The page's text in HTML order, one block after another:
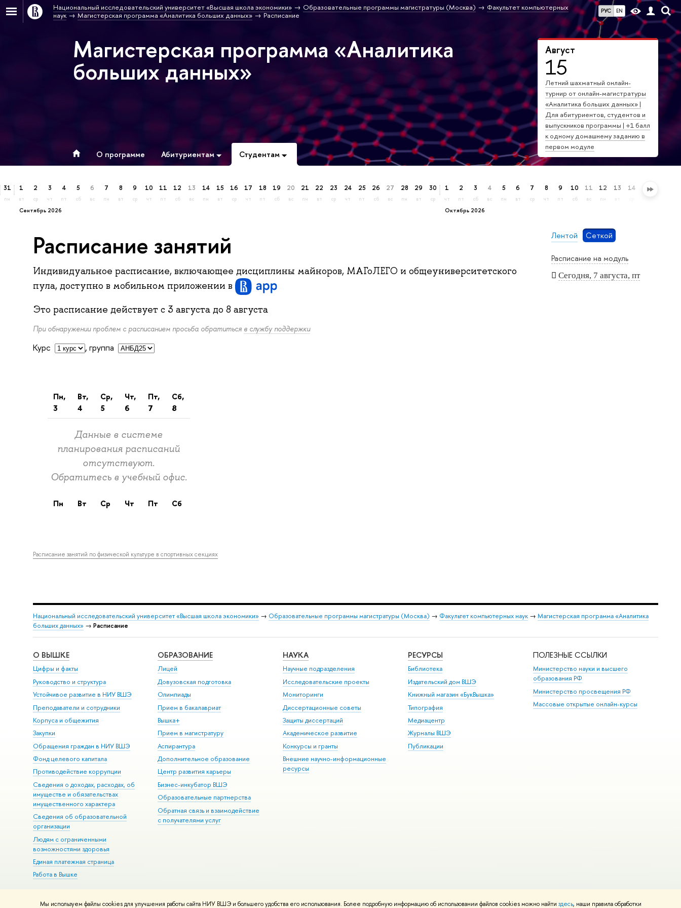
Мы используем файлы cookies для улучшения работы сайта НИУ ВШЭ и большего удобства его использования. Более подробную информацию об использовании файлов cookies можно найти здесь, наши правила обработки
РУС EN
Национальный исследовательский университет «Высшая школа экономики» Образовательные программы магистратуры (Москва)
Факультет компьютерных
наук
Магистерская программа «Аналитика больших данных» Расписание
Август
15
Летний шахматный онлайн-
турнир от онлайн-магистратуры
«Аналитика больших данных» |
Для абитуриентов, студентов и
выпускников программы | +1 балл
к одному домашнему заданию в
первом модуле
Магистерская программа «Аналитика
больших данных»
О программе Абитуриентам Студентам
31
пн
сентябрь 2026
1
вт
2
ср
3
чт
4
пт
5
сб
6
вс
7
пн
8
вт
9
ср
10
чт
11
пт
12
сб
13
вс
14
пн
15
вт
16
ср
17
чт
18
пт
19
сб
20
вс
21
пн
22
вт
23
ср
24
чт
25
пт
26
сб
27
вс
28
пн
29
вт
30
ср
октябрь 2026
1
чт
2
пт
3
сб
4
вс
5
пн
6
вт
7
ср
8
чт
9
пт
10
сб
11
вс
12
пн
13 14 15
Лентой Сеткой
Расписание на модуль
Сегодня, 7 августа, пт
Расписание занятий
Индивидуальное расписание, включающее дисциплины майноров, МАГоЛЕГО и общеуниверситетского
пула, доступно в мобильном приложении в
Это расписание действует с 3 августадо 8 августа
При обнаружении проблем с расписанием просьба обратиться в службу поддержки
Курс , группа
пн,
3
вт,
4
ср,
5
чт,
6
пт,
7
сб,
8
Данные в системе
планирования расписаний
отсутствуют.
Обратитесь в учебный офис.
пн вт ср чт пт сб
Расписание занятий по физической культуре в спортивных секциях
Национальный исследовательский университет «Высшая школа экономики» → Образовательные программы магистратуры (Москва) → Факультет компьютерных наук→ Магистерская программа «Аналитика
больших данных» → Расписание
О ВЫШКЕ
Цифры и факты
Руководство и структура
Устойчивое развитие в НИУ ВШЭ
Преподаватели и сотрудники
Корпуса и общежития
Закупки
Обращения граждан в НИУ ВШЭ
Фонд целевого капитала
Противодействие коррупции
Сведения о доходах, расходах, об
имуществе и обязательствах
имущественного характера
Сведения об образовательной
организации
Людям с ограниченными
возможностями здоровья
Единая платежная страница
Работа в Вышке
ОБРАЗОВАНИЕ
Лицей
Довузовская подготовка
Олимпиады
Прием в бакалавриат
Вышка+
Прием в магистратуру
Аспирантура
Дополнительное образование
Центр развития карьеры
Бизнес-инкубатор ВШЭ
Образовательные партнерства
Обратная связь и взаимодействие
с получателями услуг
НАУКА
Научные подразделения
Исследовательские проекты
Мониторинги
Диссертационные советы
Защиты диссертаций
Академическое развитие
Конкурсы и гранты
Внешние научно-информационные
ресурсы
РЕСУРСЫ
Библиотека
Издательский дом ВШЭ
Книжный магазин «БукВышка»
Типография
Медиацентр
Журналы ВШЭ
Публикации
ПОЛЕЗНЫЕ ССЫЛКИ
Министерство науки и высшего
образования РФ
Министерство просвещения РФ
Массовые открытые онлайн-курсы
© НИУ ВШЭ 1993–2026 Адреса и контакты Условия использования материалов Политика конфиденциальности Карта сайта